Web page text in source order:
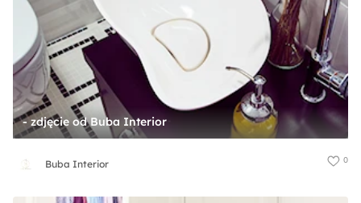
- zdjęcie od Buba Interior
Buba Interior 0